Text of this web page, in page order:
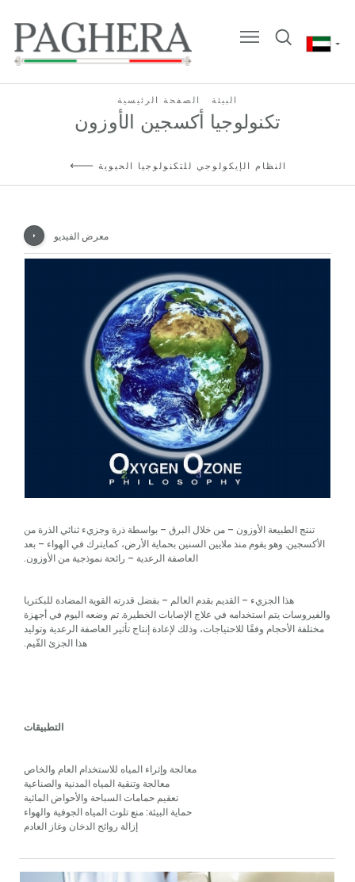
الصفحة الرئيسية البيئة
تكنولوجيا أكسجين الأوزون
النظام الإيكولوجي للتكنولوجيا الحيوية
معرض الفيديو
تنتج الطبيعة الأوزون – من خلال البرق – بواسطة ذرة وجزيء ثنائي الذرة من
الأكسجين. وهو يقوم منذ ملايين السنين بحماية الأرض، كمايترك في الهواء – بعد
العاصفة الرعدية – رائحة نموذجية من الأوزون.
هذا الجزيء – القديم بقدم العالم – بفضل قدرته القوية المضادة للبكتريا
والفيروسات يتم استخدامه في علاج الإصابات الخطيرة. تم وضعه اليوم في أجهزة
مختلفة الأحجام وفقًا للاحتياجات، وذلك لإعادة إنتاج تأثير العاصفة الرعدية وتوليد
هذا الجزئ القّيم.
التطبيقات
معالجة وإثراء المياه للاستخدام العام والخاص
معالجة وتنقية المياه المدنية والصناعية
تعقيم حمامات السباحة والأحواض المائية
حماية البيئة: منع تلوث المياه الجوفية والهواء
إزالة روائح الدخان وغاز العادم